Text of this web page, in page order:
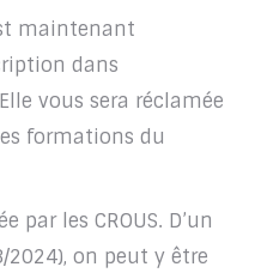
maintenant
dans
vous sera réclamée
formations du
les CROUS. D’un
on peut y être